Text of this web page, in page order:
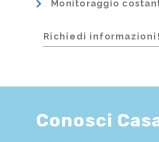
Monitoraggio
Richiedi informazioni!
Conosci